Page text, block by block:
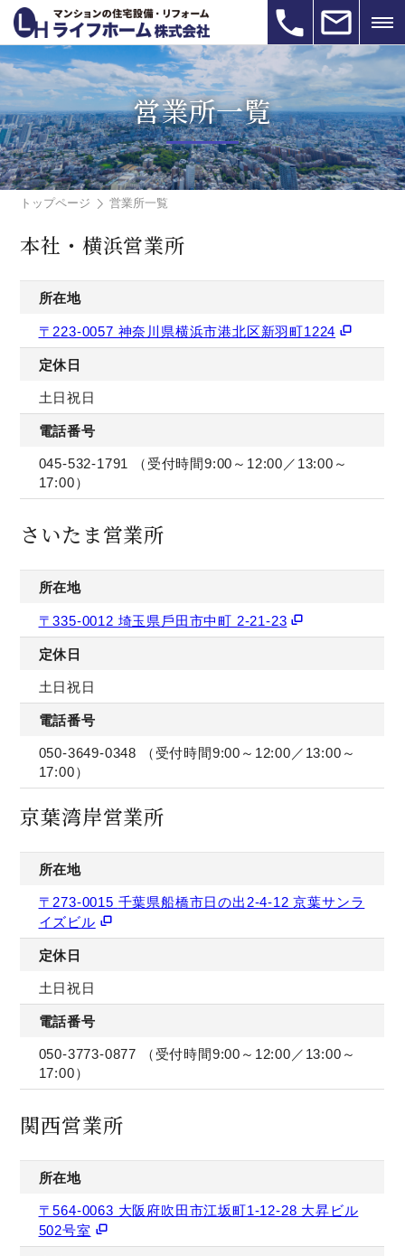
営業所一覧
トップページ 営業所一覧
本社・横浜営業所
所在地
〒223-0057 神奈川県横浜市港北区新羽町1224
定休日
土日祝日
電話番号
045-532-1791
（受付時間9:00～12:00／13:00～
17:00）
さいたま営業所
所在地
〒335-0012 埼玉県⼾⽥市中町 2-21-23
定休日
土日祝日
電話番号
050-3649-0348 （受付時間9:00～12:00／13:00～
17:00）
京葉湾岸営業所
所在地
〒 273-0015 千葉県船橋市日の出 2-4-12京葉サンラ
イズビル
定休日
土日祝日
電話番号
050-3773-0877 （受付時間9:00～12:00／13:00～
17:00）
関西営業所
所在地
〒564-0063 大阪府吹田市江坂町1-12-28 大昇ビル
502号室